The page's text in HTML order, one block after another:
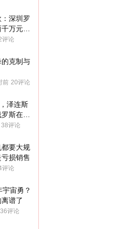
深圳罗
万元动
评论
克制与
前 20评论
泽连斯
斯在冬
38评论
要大规
损销售
评论
宙勇？
谱了
36评论